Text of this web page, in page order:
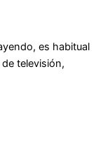
es habitual
televisión,